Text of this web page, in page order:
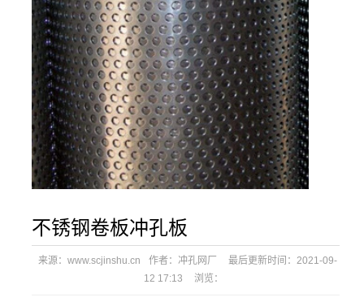
不锈钢卷板冲孔板
来源： www.scjinshu.cn 作者： 冲孔网厂 最后更新时间： 2021-09-
12 17:13
浏览：